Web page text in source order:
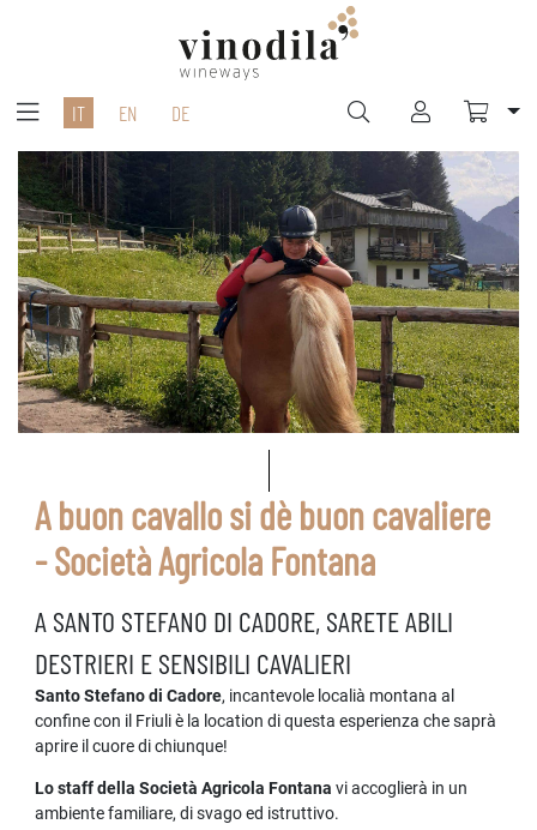
IT EN DE
A buon cavallo si dè buon cavaliere
- Società Agricola Fontana
A SANTO STEFANO DI CADORE, SARETE ABILI
DESTRIERI E SENSIBILI CAVALIERI
Santo Stefano di Cadore, incantevole localià montana al
confine con il Friuli è la location di questa esperienza che saprà
aprire il cuore di chiunque!
Lo staff della Società Agricola Fontana vi accoglierà in un
ambiente familiare, di svago ed istruttivo.